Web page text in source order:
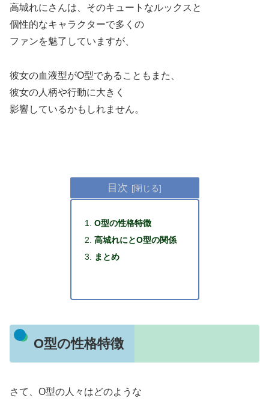
高城れにさんは、そのキュートなルックスと
個性的なキャラクターで多くの
ファンを魅了していますが、
彼女の血液型がO型であることもまた、
彼女の人柄や行動に大きく
影響しているかもしれません。
目次
O型の性格特徴
高城れにとO型の関係
まとめ
O型の性格特徴
さて、O型の人々はどのような